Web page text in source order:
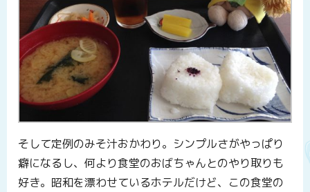
そして定例のみそ汁おかわり。シンプルさがやっぱり
癖になるし、何より食堂のおばちゃんとのやり取りも
好き。昭和を漂わせているホテルだけど、この食堂の